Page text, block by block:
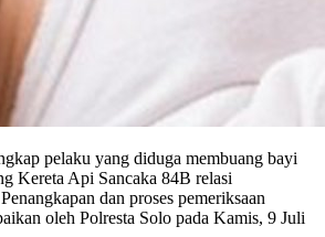
pelaku yang diduga membuang bayi
Kereta Api Sancaka 84B relasi
dan proses pemeriksaan
oleh Polresta Solo pada Kamis, 9 Juli